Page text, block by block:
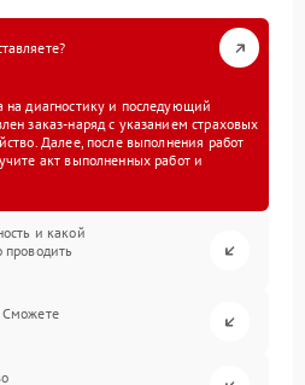
на диагностику и последующий
заказ-наряд с указанием страховых
Далее, после выполнения работ
акт выполненных работ и
и какой
Сможете